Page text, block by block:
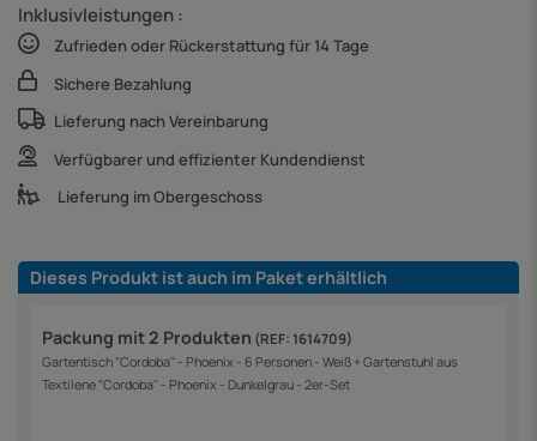
Inklusivleistungen :
Zufrieden oder Rückerstattung für 14 Tage
Sichere Bezahlung
Lieferung nach Vereinbarung
Verfügbarer und effizienter Kundendienst
Lieferung im Obergeschoss
Dieses Produkt ist auch im Paket erhältlich
Packung mit 2 Produkten (REF: 1614709)
Gartentisch "Cordoba" - Phoenix - 6 Personen - Weiß + Gartenstuhl aus
Textilene "Cordoba" - Phoenix - Dunkelgrau - 2er-Set